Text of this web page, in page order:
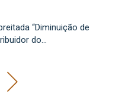
“Diminuição de
do...